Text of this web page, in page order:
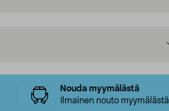
Nouda myymälästä
Ilmainen nouto myymälästä